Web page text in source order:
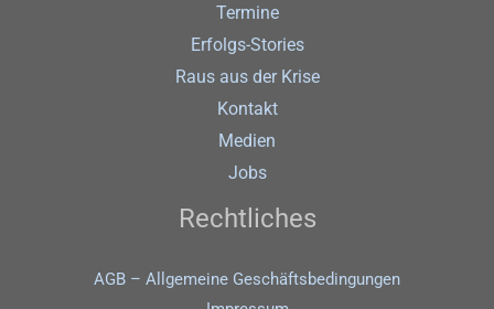
Termine
Erfolgs-Stories
Raus aus der Krise
Kontakt
Medien
Jobs
Rechtliches
AGB – Allgemeine Geschäftsbedingungen